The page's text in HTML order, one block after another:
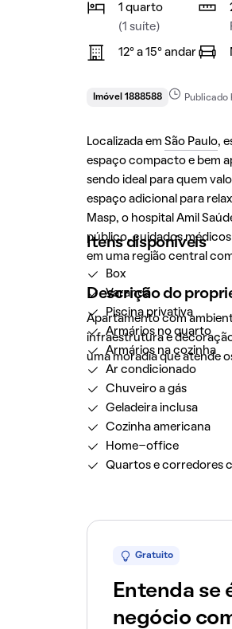
1 quarto
(1 suíte)
12° a 15° andar
Imóvel 1888588 Publicado
Localizada em São Paulo,
espaço compacto e bem
sendo ideal para quem
espaço adicional para
Masp, o hospital Amil
público, cuidados
em uma região central
Descrição do
Apartamento com
infraestrutura e
uma moradia que atende
Itens disponíveis
Box
Varanda
Piscina privativa
Armários no quarto
Armários na cozinha
Ar condicionado
Chuveiro a gás
Geladeira inclusa
Cozinha americana
Home-office
Quartos e corredores
Gratuito
Entenda se
negócio